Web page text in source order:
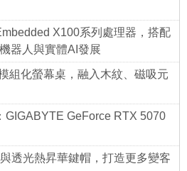
X100系列處理器，搭配
器人與實體AI發展
組化螢幕桌，融入木紋、磁吸元
GIGABYTE GeForce RTX 5070
透光熱昇華鍵帽，打造更多變客